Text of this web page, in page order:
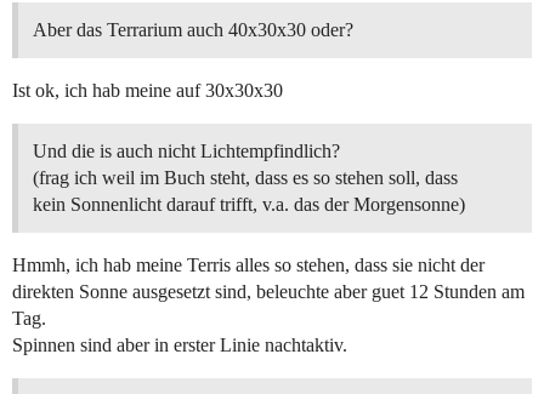
Aber das Terrarium auch 40x30x30 oder?
Ist ok, ich hab meine auf 30x30x30
Und die is auch nicht Lichtempfindlich?
(frag ich weil im Buch steht, dass es so stehen soll, dass
kein Sonnenlicht darauf trifft, v.a. das der Morgensonne)
Hmmh, ich hab meine Terris alles so stehen, dass sie nicht der
direkten Sonne ausgesetzt sind, beleuchte aber guet 12 Stunden am
Tag.
Spinnen sind aber in erster Linie nachtaktiv.